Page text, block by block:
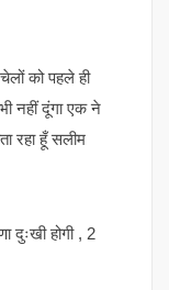
को पहले ही
नहीं दूंगा एक ने
रहा हूँ सलीम
दुःखी होगी , 2